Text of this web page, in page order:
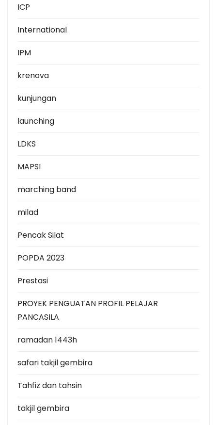
ICP
International
IPM
krenova
kunjungan
launching
LDKS
MAPSI
marching band
milad
Pencak Silat
POPDA 2023
Prestasi
PROYEK PENGUATAN PROFIL PELAJAR
PANCASILA
ramadan 1443h
safari takjil gembira
Tahfiz dan tahsin
takjil gembira